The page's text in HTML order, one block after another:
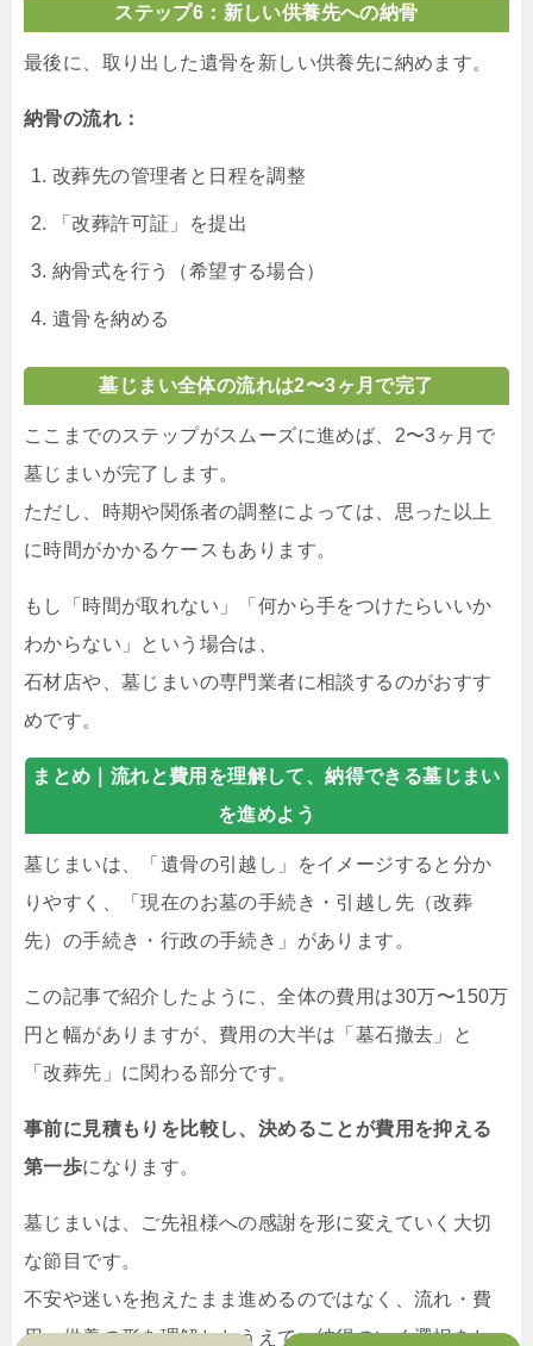
ステップ6：新しい供養先への納骨
最後に、取り出した遺骨を新しい供養先に納めます。
納骨の流れ：
改葬先の管理者と日程を調整
「改葬許可証」を提出
納骨式を行う（希望する場合）
遺骨を納める
墓じまい全体の流れは2〜3ヶ月で完了
ここまでのステップがスムーズに進めば、2〜3ヶ月で
墓じまいが完了します。
ただし、時期や関係者の調整によっては、思った以上
に時間がかかるケースもあります。
もし「時間が取れない」「何から手をつけたらいいか
わからない」という場合は、
石材店や、墓じまいの専門業者に相談するのがおすす
めです。
まとめ｜ 流れと費用を理解して、納得できる墓じまい
を進めよう
墓じまいは、「遺骨の引越し」をイメージすると分か
りやすく、「現在のお墓の手続き・引越し先（改葬
先）の手続き・行政の手続き」があります。
この記事で紹介したように、全体の費用は30万〜150万
円と幅がありますが、費用の大半は「墓石撤去」と
「改葬先」に関わる部分です。
事前に見積もりを比較し、決めることが費用を抑える
第一歩になります。
墓じまいは、ご先祖様への感謝を形に変えていく大切
な節目です。
不安や迷いを抱えたまま進めるのではなく、流れ・費
用・供養の形を理解したうえで、納得のいく選択をし